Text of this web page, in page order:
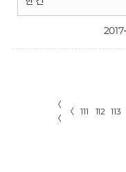
〈
〈
〈 111 112 113